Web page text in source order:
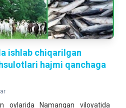
ishlab chiqarilgan
hajmi qanchaga
oylarida Namangan viloyatida